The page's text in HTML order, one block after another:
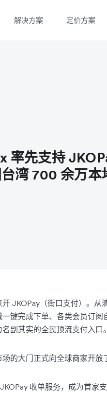
解决方案 定价方案
率先支持
湾 700 余万本
JKOPay（街口支付）。从
键完成下单、各类会员订阅
副其实的全民顶流支付入口。
的大门正式向全球商家开放
收单服务，成为首家
微信扫
微信扫